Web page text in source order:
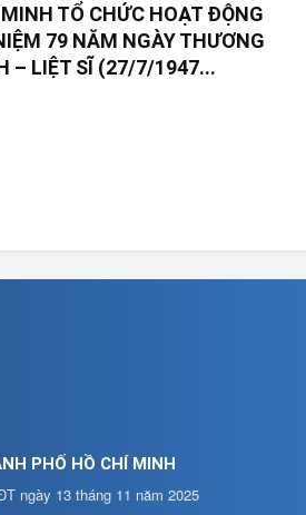
TỔ CHỨC HOẠT ĐỘNG
79 NĂM NGÀY THƯƠNG
– LIỆT SĨ (27/7/1947...
PHỐ HỒ CHÍ MINH
ngày 13 tháng 11 năm 2025